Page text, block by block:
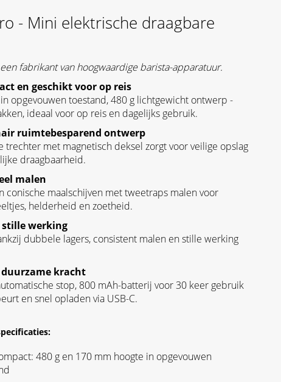
- Mini elektrische draagbare
fabrikant van hoogwaardige barista-apparatuur.
en geschikt voor op reis
opgevouwen toestand, 480 g lichtgewicht ontwerp -
ideaal voor op reis en dagelijks gebruik.
ruimtebesparend ontwerp
trechter met magnetisch deksel zorgt voor veilige opslag
draagbaarheid.
malen
conische maalschijven met tweetraps malen voor
helderheid en zoetheid.
stille werking
dubbele lagers, consistent malen en stille werking
kracht
stop, 800 mAh-batterij voor 30 keer gebruik
en snel opladen via USB-C.
480 g en 170 mm hoogte in opgevouwen